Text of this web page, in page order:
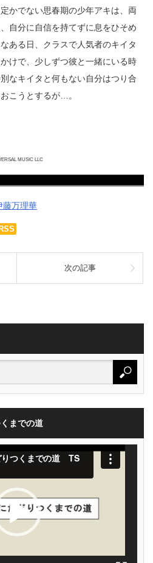
かでない思春期の少年アキは、両
自分に自信を持てずに息をひそめ
ある日、クラスで人気者のキイタ
けで、少しずつ彼と一緒にいる時
なキイタと何もない自分はつり合
こうとするが…。
MUSIC LLC
藤万理華
RSS
次の記事
までの道